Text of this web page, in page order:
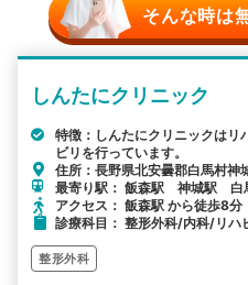
そんな時は
しんたにクリニック
特徴：しんたにクリニックはリ
ビリを行っています。
住所：長野県北安曇郡白馬村
最寄り駅： 飯森駅 神城駅 白
アクセス： 飯森駅 から徒歩8分
診療科目： 整形外科/内科/リハ
整形外科